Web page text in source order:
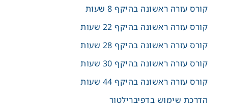
קורס עזרה ראשונה בהיקף 8 שעות
קורס עזרה ראשונה בהיקף 22 שעות
קורס עזרה ראשונה בהיקף 28 שעות
קורס עזרה ראשונה בהיקף 30 שעות
קורס עזרה ראשונה בהיקף 44 שעות
הדרכת שימוש בדפיברילטור